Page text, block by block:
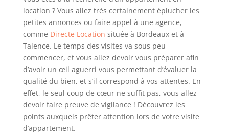
location ? Vous allez très certainement éplucher les
petites annonces ou faire appel à une agence,
comme Directe Location située à Bordeaux et à
Talence. Le temps des visites va sous peu
commencer, et vous allez devoir vous préparer afin
d’avoir un œil aguerri vous permettant d’évaluer la
qualité du bien, et s’il correspond à vos attentes. En
effet, le seul coup de cœur ne suffit pas, vous allez
devoir faire preuve de vigilance ! Découvrez les
points auxquels prêter attention lors de votre visite
d’appartement.